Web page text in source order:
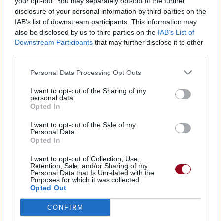
disclosure of your personal information by third parties on the
IAB’s list of downstream participants. This information may
also be disclosed by us to third parties on the IAB’s List of
Downstream Participants that may further disclose it to other
Personal Data Processing Opt Outs
I want to opt-out of the Sharing of my
personal data.
Opted In
I want to opt-out of the Sale of my
Personal Data.
Opted In
I want to opt-out of Collection, Use,
Retention, Sale, and/or Sharing of my
Personal Data that Is Unrelated with the
Purposes for which it was collected.
Opted Out
CONFIRM